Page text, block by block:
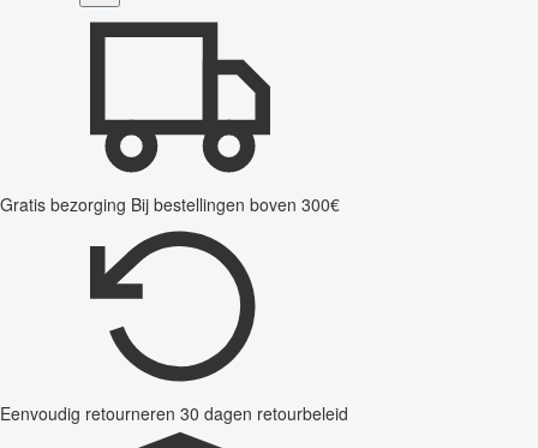
Gratis bezorging Bij bestellingen boven 300€
Eenvoudig retourneren 30 dagen retourbeleid